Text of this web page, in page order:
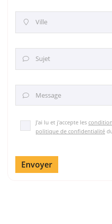
 Ville
 Sujet
 Message
J'ai lu et j'accepte les
politique de confidentialité
Envoyer